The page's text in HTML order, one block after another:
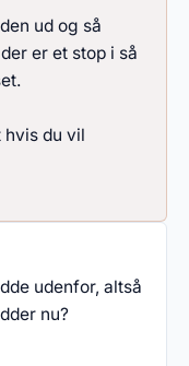
ud og så
er et stop i så
du vil
udenfor, altså
nu?